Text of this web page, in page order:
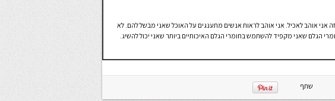
אני אוהב לאכיל. אני אוהב לראות אנשים מתענגים על האוכל שאני מבשל להם. לא
הגלם שאני מקפיד להשתמש בחומרי הגלם האיכותיים ביותר שאני יכול להשיג.
שתף